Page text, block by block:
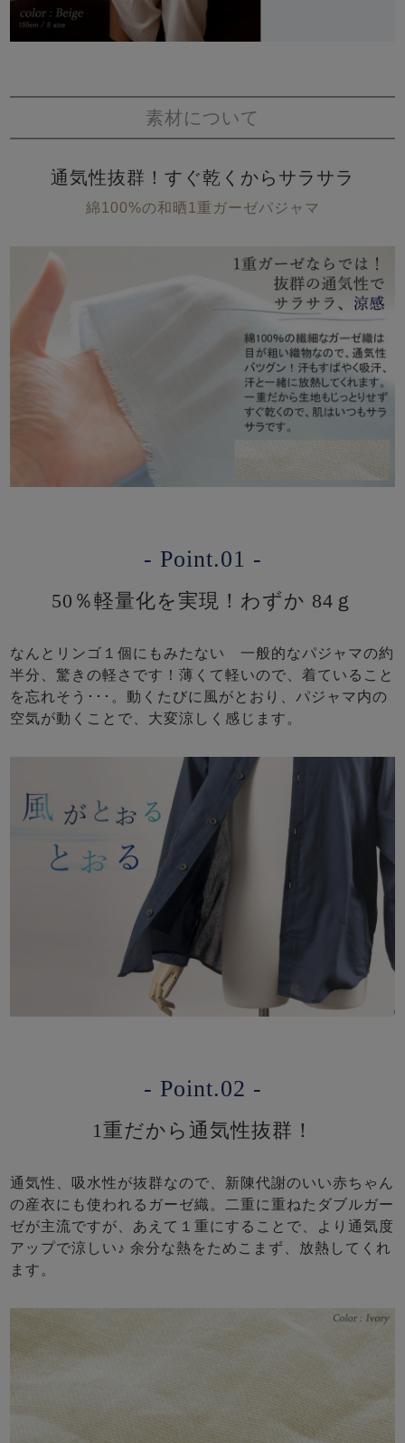
素材について
通気性抜群！すぐ乾くからサラサラ
綿100%の和晒1重ガーゼパジャマ
- Point.01 -
50％軽量化を実現！わずか 84ｇ
なんとリンゴ１個にもみたない 一般的なパジャマの約
半分、驚きの軽さです！薄くて軽いので、着ていること
を忘れそう･･･。動くたびに風がとおり、パジャマ内の
空気が動くことで、大変涼しく感じます。
- Point.02 -
1重だから通気性抜群！
通気性、吸水性が抜群なので、新陳代謝のいい赤ちゃん
の産衣にも使われるガーゼ織。二重に重ねたダブルガー
ゼが主流ですが、あえて１重にすることで、より通気度
アップで涼しい♪ 余分な熱をためこまず、放熱してくれ
ます。